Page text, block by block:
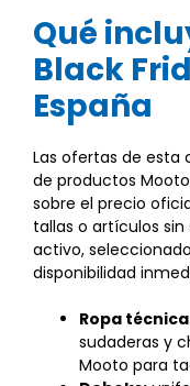
Qué
Black
España
Las ofertas de esta
de productos
sobre el precio
tallas o artículos
activo,
disponibilidad
Ropa
sudaderas y
Mooto para